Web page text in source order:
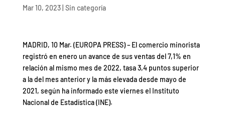
Mar 10, 2023| Sin categoría
MADRID, 10 Mar. (EUROPA PRESS) – El comercio minorista
registró en enero un avance de sus ventas del 7,1% en
relación al mismo mes de 2022, tasa 3,4 puntos superior
a la del mes anterior y la más elevada desde mayo de
2021, según ha informado este viernes el Instituto
Nacional de Estadística (INE).